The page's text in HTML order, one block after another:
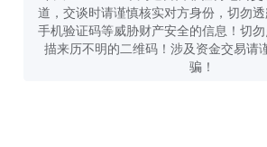
道，交谈时请谨慎核实对方身份，切勿透
手机验证码等威胁财产安全的信息！切
描来历不明的二维码！涉及资金交易请
骗！